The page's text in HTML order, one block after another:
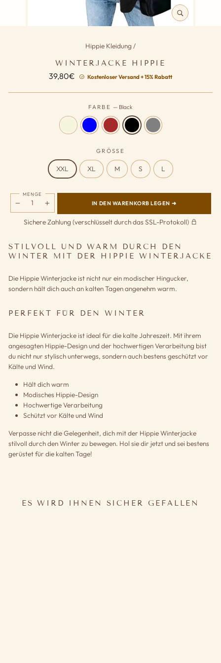
SCHLIESSEN (
ESC)
Hippie Kleidung /
WINTERJACKE HIPPIE
39,80€ Normaler
Kostenloser Versand + 15% Rabatt
FARBE — Black
GRÖSSE
XXL XL M S L
MENGE
IN DEN WARENKORB LEGEN ➜
Sichere Zahlung (verschlüsselt durch das SSL-Protokoll)
STILVOLL UND WARM DURCH DEN
WINTER MIT DER HIPPIE WINTERJACKE
Die Hippie Winterjacke ist nicht nur ein modischer Hingucker,
sondern hält dich auch an kalten Tagen angenehm warm.
PERFEKT FÜR DEN WINTER
Die Hippie Winterjacke ist ideal für die kalte Jahreszeit. Mit ihrem
angesagten Hippie-Design und der hochwertigen Verarbeitung bist
du nicht nur stylisch unterwegs, sondern auch bestens geschützt vor
Kälte und Wind.
Hält dich warm
Modisches Hippie-Design
Hochwertige Verarbeitung
Schützt vor Kälte und Wind
Verpasse nicht die Gelegenheit, dich mit der Hippie Winterjacke
stilvoll durch den Winter zu bewegen. Hol sie dir jetzt und sei bestens
gerüstet für die kalten Tage!
ES WIRD IHNEN SICHER GEFALLEN